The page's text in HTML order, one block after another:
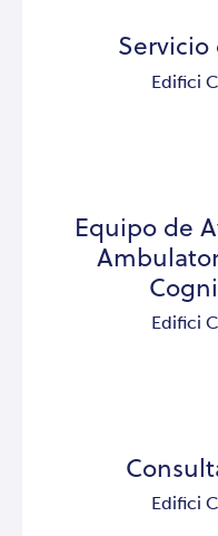
Edifici
Equipo de
Edifici
Edifici